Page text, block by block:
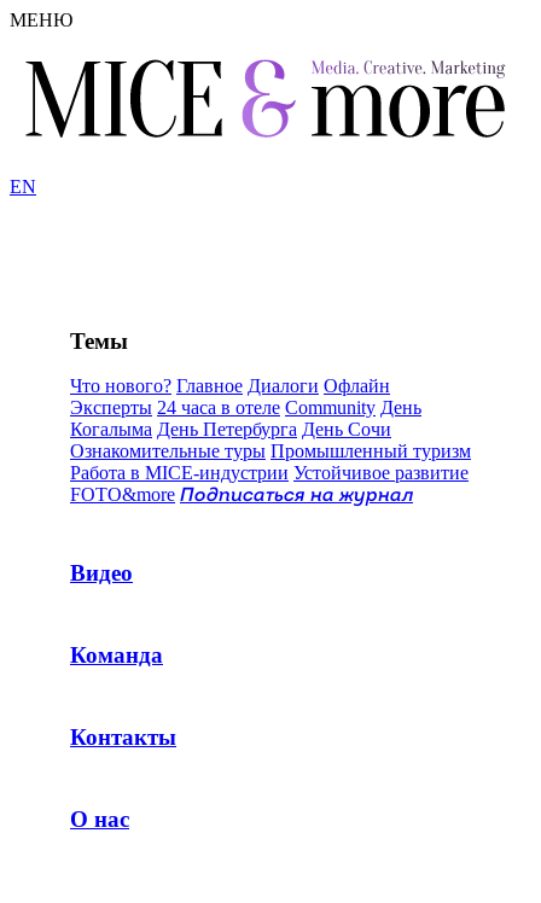
МЕНЮ
EN
Темы
Что нового? Главное Диалоги Офлайн
Эксперты 24 часа в отеле Community День
Когалыма День Петербурга День Сочи
Ознакомительные туры Промышленный туризм
Работа в MICE-индустрии Устойчивое развитие
FOTO&more Подписаться на журнал
Видео
Команда
Контакты
О нас